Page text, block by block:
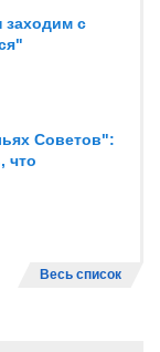
заходим с
Советов":
что
Весь список